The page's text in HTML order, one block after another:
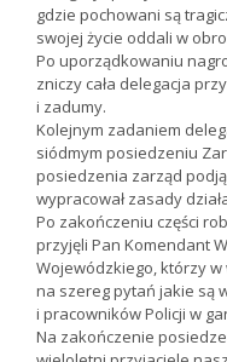
gdzie pochowani są
swojej życie oddali w
Po uporządkowaniu
zniczy cała delegacja
i zadumy.
Kolejnym zadaniem
siódmym posiedzeniu
posiedzenia zarząd
wypracował zasady
Po zakończeniu części
przyjęli Pan Komendant
Wojewódzkiego, którzy
na szereg pytań jakie są
i pracowników Policji w
Na zakończenie